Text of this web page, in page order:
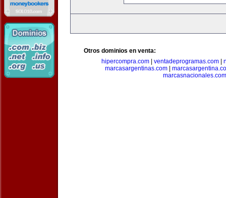
Otros dominios en venta:
hipercompra.com
ventadeprogramas.com
marcasargentinas.com
marcasnacionales.com